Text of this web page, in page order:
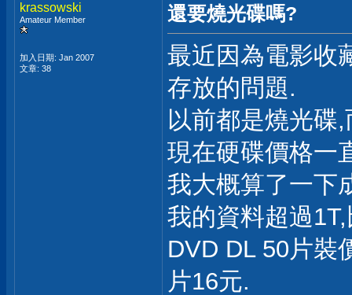
krassowski
Amateur Member
加入日期: Jan 2007
文章: 38
還要燒光碟嗎?
最近因為電影收
存放的問題.
以前都是燒光碟
現在硬碟價格一
我大概算了一下
我的資料超過
DVD DL 50片裝
片16元.